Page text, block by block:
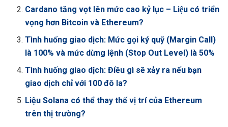
Cardano tăng vọt lên mức cao kỷ lục – Liệu có triển
vọng hơn Bitcoin và Ethereum?
Tình huống giao dịch: Mức gọi ký quỹ (Margin Call)
là 100% và mức dừng lệnh (Stop Out Level) là 50%
Tình huống giao dịch: Điều gì sẽ xảy ra nếu bạn
giao dịch chỉ với 100 đô la?
Liệu Solana có thể thay thế vị trí của Ethereum
trên thị trường?